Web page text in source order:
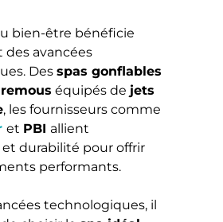
bien-être bénéficie
avancées
Des spas gonflables
équipés de jets
, les fournisseurs comme
et PBI allient
durabilité pour offrir
performants.
technologiques, il